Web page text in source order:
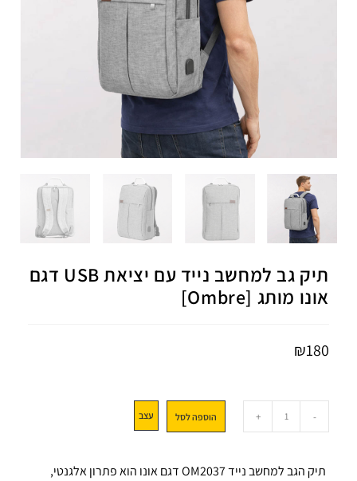
תיק גב למחשב נייד עם יציאת USB דגם
אונו מותג [Ombre]
₪180
-
+ הוספה לסל עצב
תיק הגב למחשב נייד OM2037 דגם אונו הוא פתרון אלגנטי,